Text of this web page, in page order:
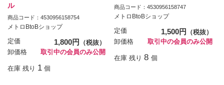
ル
商品コード：4530956158754
メトロBtoBショップ
定価 1,800円
（税抜）
卸価格
取引中の会員のみ公開
在庫 残り 1 個
商品コード：4530956158747
メトロBtoBショップ
定価 1,500円
（税抜）
卸価格
取引中の会員のみ公開
在庫 残り 8 個